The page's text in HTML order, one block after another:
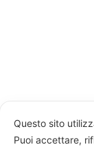
Questo sito
Puoi accettare,